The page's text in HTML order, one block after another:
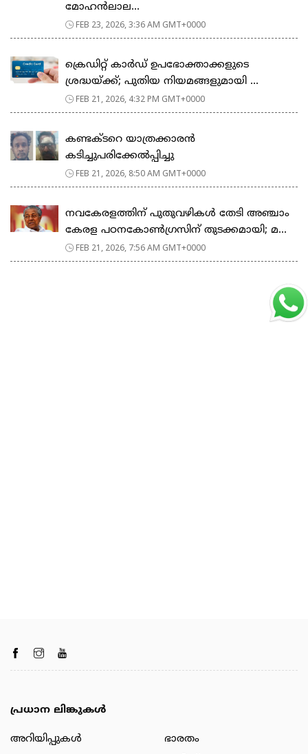
മോഹൻലാല...
FEB 23, 2026, 3:36 AM GMT+0000
ക്രെഡിറ്റ് കാർഡ് ഉപഭോക്താക്കളുടെ
ശ്രദ്ധയ്ക്ക്; പുതിയ നിയമങ്ങളുമായി ...
FEB 21, 2026, 4:32 PM GMT+0000
കണ്ടക്ടറെ യാത്രക്കാരൻ
കടിച്ചുപരിക്കേൽപ്പിച്ചു
FEB 21, 2026, 8:50 AM GMT+0000
നവകേരളത്തിന് പുതുവഴികൾ തേടി അഞ്ചാം
കേരള പഠനകോൺഗ്രസിന് തുടക്കമായി; മ...
FEB 21, 2026, 7:56 AM GMT+0000
പ്രധാന ലിങ്കുകൾ
അറിയിപ്പുകള്‍
ഭാരതം